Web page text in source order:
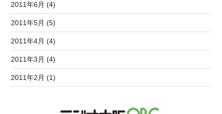
2011年6月 (4)
2011年5月 (5)
2011年4月 (4)
2011年3月 (4)
2011年2月 (1)